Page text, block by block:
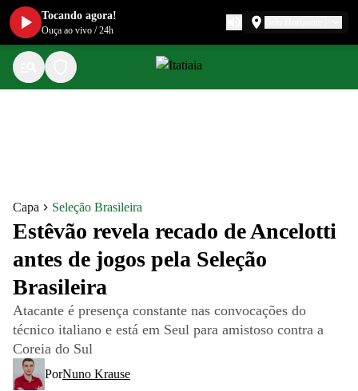
Capa Seleção Brasileira
Estêvão revela recado de Ancelotti
antes de jogos pela Seleção
Brasileira
Atacante é presença constante nas convocações do
técnico italiano e está em Seul para amistoso contra a
Coreia do Sul
PorNuno Krause
Tocando agora!
Ouça ao vivo /24h